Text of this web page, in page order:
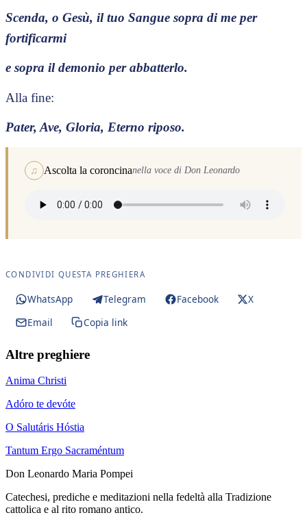
Scenda, o Gesù, il tuo Sangue sopra di me per
fortificarmi
e sopra il demonio per abbatterlo.
Alla fine:
Pater, Ave, Gloria, Eterno riposo.
♫ Ascolta la coroncinanella voce di Don Leonardo
CONDIVIDI QUESTA PREGHIERA
WhatsApp Telegram Facebook
X
Email
Copia link
Altre preghiere
Anima Christi
Adóro te devóte
O Salutáris Hóstia
Tantum Ergo Sacraméntum
Don Leonardo Maria Pompei
Catechesi, prediche e meditazioni nella fedeltà alla Tradizione
cattolica e al rito romano antico.